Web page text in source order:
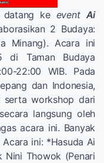
ke event Ai
2 Budaya:
Minang). Acara ini
di Taman Budaya
22:00 WIB. Pada
dan Indonesia,
serta workshop dari
langsung oleh
acara ini. Banyak
ini: *Hasuda Ai
Nini Thowok (Penari